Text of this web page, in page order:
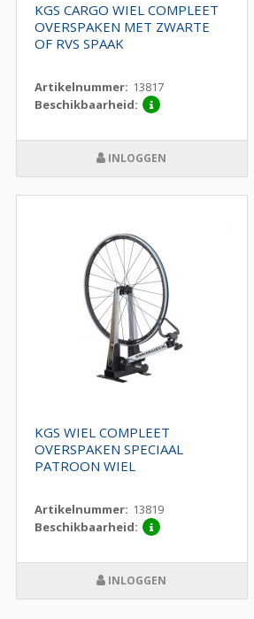
KGS CARGO WIEL COMPLEET
OVERSPAKEN MET ZWARTE
OF RVS SPAAK
Artikelnummer: 13817
Beschikbaarheid:
INLOGGEN
KGS WIEL COMPLEET
OVERSPAKEN SPECIAAL
PATROON WIEL
Artikelnummer: 13819
Beschikbaarheid:
INLOGGEN